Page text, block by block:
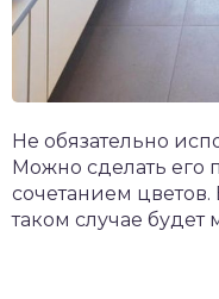
Не обязательно
Можно сделать его
сочетанием
таком случае будет